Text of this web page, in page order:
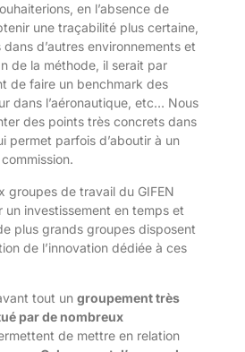
en l’absence de
une traçabilité plus certaine,
dans d’autres environnements et
de la méthode, il serait par
de faire un benchmark des
dans l’aéronautique, etc… Nous
des points très concrets dans
permet parfois d’aboutir à un
groupes de travail du GIFEN
un investissement en temps et
plus grands groupes disposent
de l’innovation dédiée à ces
tout un groupement très
par de nombreux
de mettre en relation